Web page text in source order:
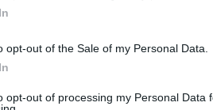
opt-out of the Sale of my Personal Data.
opt-out of processing my Personal Data